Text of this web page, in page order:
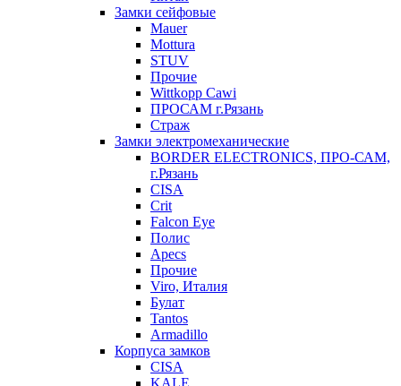
Замки сейфовые
Mauer
Mottura
STUV
Прочие
Wittkopp Cawi
ПРОСАМ г.Рязань
Страж
Замки электромеханические
BORDER ELECTRONICS, ПРО-САМ,
г.Рязань
CISA
Crit
Falcon Eye
Полис
Apecs
Прочие
Viro, Италия
Булат
Tantos
Armadillo
Корпуса замков
CISA
KALE